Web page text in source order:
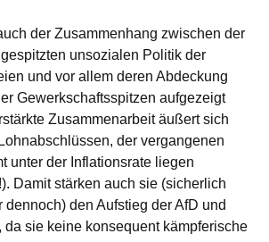
der Zusammenhang zwischen der
unsozialen Politik der
und vor allem deren Abdeckung
Gewerkschaftsspitzen aufgezeigt
Zusammenarbeit äußert sich
der vergangenen
unter der Inflationsrate liegen
Damit stärken auch sie (sicherlich
dennoch) den Aufstieg der AfD und
da sie keine konsequent kämpferische